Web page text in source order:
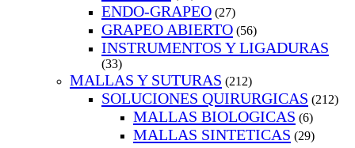
ENDO-GRAPEO (27)
GRAPEO ABIERTO (56)
INSTRUMENTOS Y LIGADURAS
(33)
MALLAS Y SUTURAS (212)
SOLUCIONES QUIRURGICAS (212)
MALLAS BIOLOGICAS (6)
MALLAS SINTETICAS (29)